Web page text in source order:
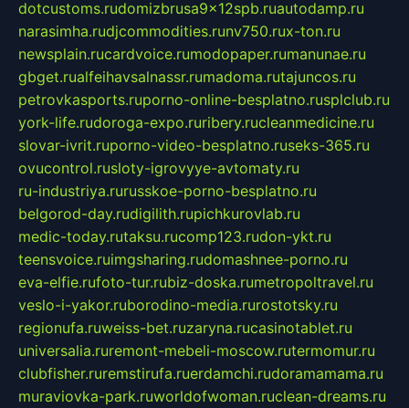
dotcustoms.rudomizbrusa9x12spb.ruautodamp.ru
narasimha.rudjcommodities.runv750.rux-ton.ru
newsplain.rucardvoice.rumodopaper.rumanunae.ru
gbget.rualfeihavsalnassr.rumadoma.rutajuncos.ru
petrovkasports.ruporno-online-besplatno.rusplclub.ru
york-life.rudoroga-expo.ruribery.rucleanmedicine.ru
slovar-ivrit.ruporno-video-besplatno.ruseks-365.ru
ovucontrol.rusloty-igrovyye-avtomaty.ru
ru-industriya.rurusskoe-porno-besplatno.ru
belgorod-day.rudigilith.rupichkurovlab.ru
medic-today.rutaksu.rucomp123.rudon-ykt.ru
teensvoice.ruimgsharing.rudomashnee-porno.ru
eva-elfie.rufoto-tur.rubiz-doska.rumetropoltravel.ru
veslo-i-yakor.ruborodino-media.rurostotsky.ru
regionufa.ruweiss-bet.ruzaryna.rucasinotablet.ru
universalia.ruremont-mebeli-moscow.rutermomur.ru
clubfisher.ruremstirufa.ruerdamchi.rudoramamama.ru
muraviovka-park.ruworldofwoman.ruclean-dreams.ru